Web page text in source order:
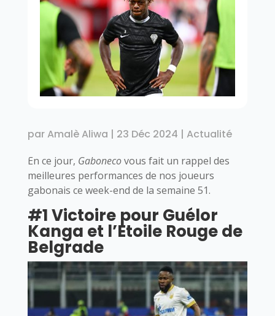
parAmalè Aliwa | 23 Déc 2024 | Actualité
En ce jour, Gabonecovous fait un rappel des
meilleures performances de nos joueurs
gabonais ce week-end de la semaine 51.
#1 Victoire pour Guélor
Kanga et l’Etoile Rouge de
Belgrade